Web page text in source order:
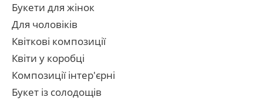
Букети для жінок
Для чоловіків
Квіткові композиції
Квіти у коробці
Композиції інтер'єрні
Букет із солодощів